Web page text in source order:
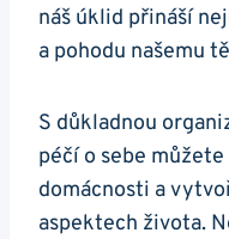
náš úklid přináší
a pohodu našemu
S důkladnou
péčí o sebe
domácnosti a
aspektech života.